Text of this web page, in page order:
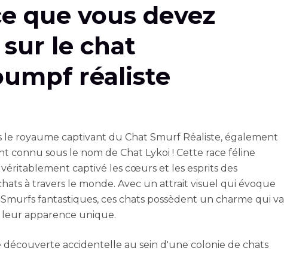
que vous devez
le chat
réaliste
le royaume captivant du Chat Smurf Réaliste, également
connu sous le nom de Chat Lykoi ! Cette race féline
captivé les cœurs et les esprits des
à travers le monde. Avec un attrait visuel qui évoque
Smurfs fantastiques, ces chats possèdent un charme qui va
apparence unique.
découverte accidentelle au sein d'une colonie de chats